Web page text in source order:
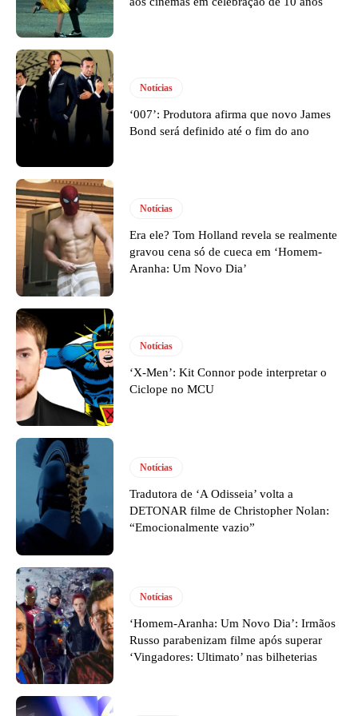
Notícias
‘007’: Produtora afirma que novo James
Bond será definido até o fim do ano
Notícias
Era ele? Tom Holland revela se realmente
gravou cena só de cueca em ‘Homem-
Aranha: Um Novo Dia’
Notícias
‘X-Men’: Kit Connor pode interpretar o
Ciclope no MCU
Notícias
Tradutora de ‘A Odisseia’ volta a
DETONAR filme de Christopher Nolan:
“Emocionalmente vazio”
Notícias
‘Homem-Aranha: Um Novo Dia’: Irmãos
Russo parabenizam filme após superar
‘Vingadores: Ultimato’ nas bilheterias